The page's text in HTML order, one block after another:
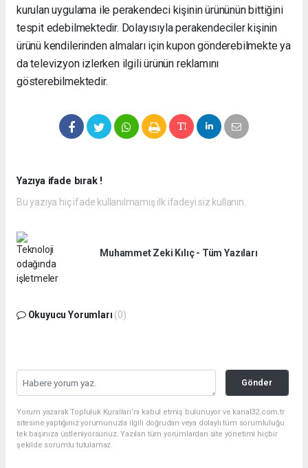
kurulan uygulama ile perakendeci kişinin ürününün bittiğini
tespit edebilmektedir. Dolayısıyla perakendeciler kişinin
ürünü kendilerinden almaları için kupon gönderebilmekte ya
da televizyon izlerken ilgili ürünün reklamını
gösterebilmektedir.
Yazıya ifade bırak !
Bu yazıya hiç ifade kullanılmamış ilk ifadeyi siz kullanın.
Muhammet Zeki Kılıç - Tüm Yazıları
Okuyucu Yorumları (0)
Gönder
Yorum yazarak Topluluk Kuralları’nı kabul etmiş bulunuyor ve kanal32.com.tr
sitesine yaptığınız yorumunuzla ilgili doğrudan veya dolaylı tüm sorumluluğu
tek başınıza üstleniyorsunuz. Yazılan tüm yorumlardan site yönetimi hiçbir
şekilde sorumlu tutulamaz.